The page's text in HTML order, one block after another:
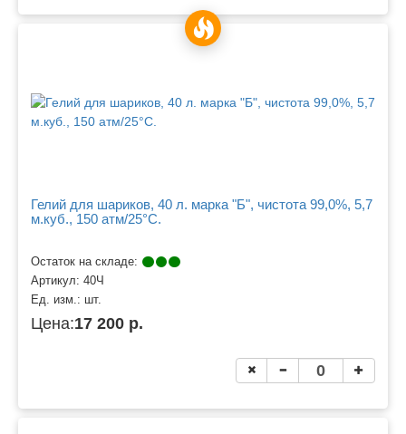
Гелий для шариков, 40 л. марка "Б", чистота 99,0%, 5,7
м.куб., 150 атм/25°C.
Остаток на складе:
Артикул: 40Ч
Ед. изм.: шт.
Цена:17 200 р.